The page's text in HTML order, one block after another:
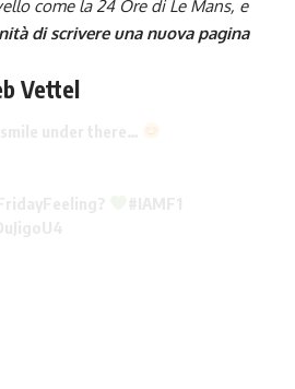
come la 24 Ore di Le Mans, e
di scrivere una nuova pagina
Vettel